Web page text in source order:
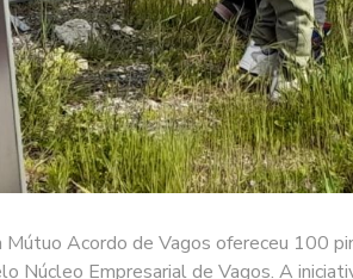
Acordo de Vagos ofereceu 100
Núcleo Empresarial de Vagos. A